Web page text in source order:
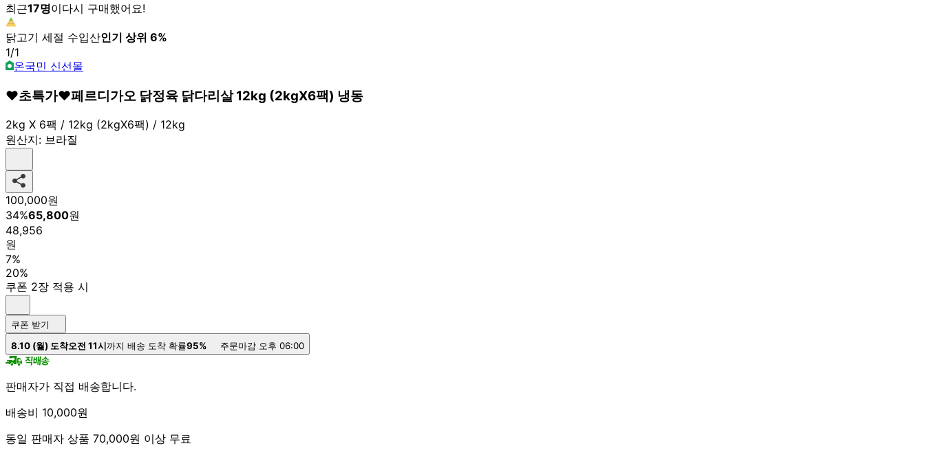
최근17명이다시 구매했어요!
닭고기 세절 수입산인기 상위 6%
1/1
온국민 신선몰
❤️초특가❤️페르디가오 닭정육 닭다리살 12kg (2kgX6팩) 냉동
2kg X 6팩 / 12kg (2kgX6팩) / 12kg
원산지: 브라질
100,000원
34%65,800원
48,956
원
7%
20%
쿠폰 2장 적용 시
쿠폰 받기
8.10 (월) 도착오전 11시까지 배송 도착 확률95% 주문마감 오후 06:00
판매자가 직접 배송합니다.
배송비 10,000원
동일 판매자 상품 70,000원 이상 무료